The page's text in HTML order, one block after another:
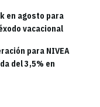
en agosto para
vacacional
para NIVEA
del 3,5% en